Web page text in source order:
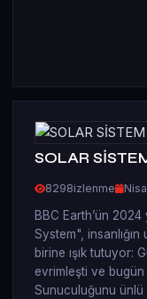
SOLAR
8298izlenme
BBC Earth’ün 2024
System",
birine ışık tutuyor:
evrimleşti ve bugün
Sunuculuğunu ünlü